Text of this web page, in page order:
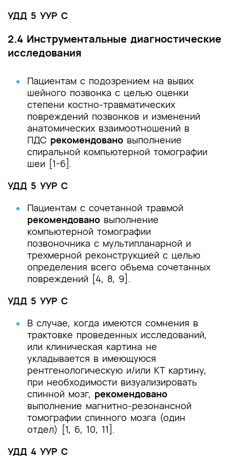
УДД 5 УУР С
2.4 Инструментальные диагностические
исследования
Пациентам с подозрением на вывих
шейного позвонка с целью оценки
степени костно-травматических
повреждений позвонков и изменений
анатомических взаимоотношений в
ПДС рекомендовано выполнение
спиральной компьютерной томографии
шеи [1-6].
УДД 5 УУР С
Пациентам с сочетанной травмой
рекомендовано выполнение
компьютерной томографии
позвоночника с мультипланарной и
трехмерной реконструкцией с целью
определения всего объема сочетанных
повреждений [4, 8, 9].
УДД 5 УУР С
В случае, когда имеются сомнения в
трактовке проведенных исследований,
или клиническая картина не
укладывается в имеющуюся
рентгенологическую и/или КТ картину,
при необходимости визуализировать
спинной мозг, рекомендовано
выполнение магнитно-резонансной
томографии спинного мозга (один
отдел) [1, 6, 10, 11].
УДД 4 УУР С